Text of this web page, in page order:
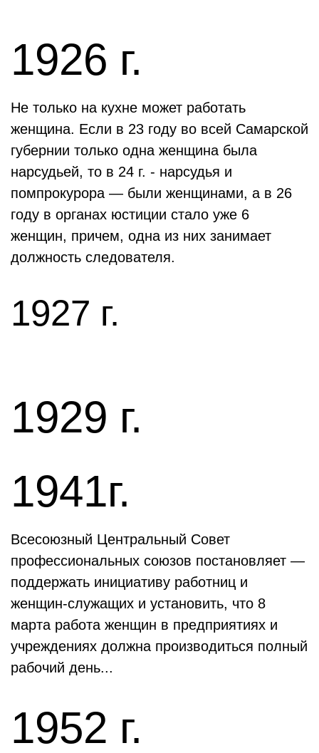
1926 г.
Не только на кухне может работать
женщина. Если в 23 году во всей Самарской
губернии только одна женщина была
нарсудьей, то в 24 г. - нарсудья и
помпрокурора — были женщинами, а в 26
году в органах юстиции стало уже 6
женщин, причем, одна из них занимает
должность следователя.
1927 г.
1929 г.
1941г.
Всесоюзный Центральный Совет
профессиональных союзов постановляет —
поддержать инициативу работниц и
женщин-служащих и установить, что 8
марта работа женщин в предприятиях и
учреждениях должна производиться полный
рабочий день...
1952 г.